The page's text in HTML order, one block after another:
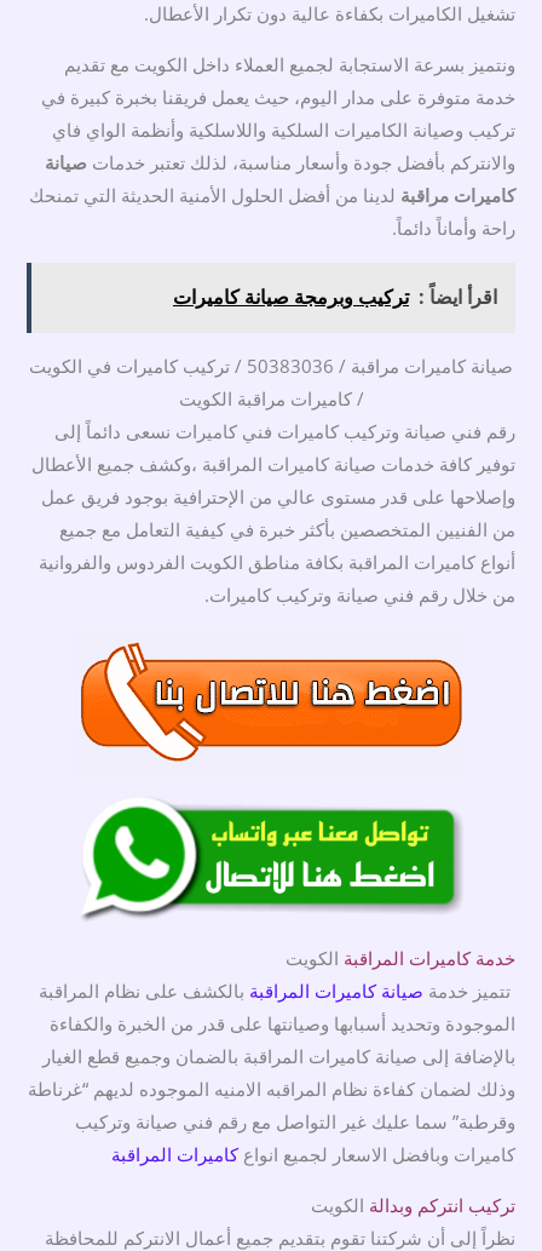
تشغيل الكاميرات بكفاءة عالية دون تكرار الأعطال.
ونتميز بسرعة الاستجابة لجميع العملاء داخل الكويت مع تقديم
خدمة متوفرة على مدار اليوم، حيث يعمل فريقنا بخبرة كبيرة في
تركيب وصيانة الكاميرات السلكية واللاسلكية وأنظمة الواي فاي
والانتركم بأفضل جودة وأسعار مناسبة، لذلك تعتبر خدمات صيانة
كاميرات مراقبة لدينا من أفضل الحلول الأمنية الحديثة التي تمنحك
راحة وأماناً دائماً.
اقرأ ايضاً : تركيب وبرمجة صيانة كاميرات
صيانة كاميرات مراقبة / 50383036 / تركيب كاميرات في الكويت
/ كاميرات مراقبة الكويت
رقم فني صيانة وتركيب كاميرات فني كاميرات نسعى دائماً إلى
توفير كافة خدمات صيانة كاميرات المراقبة ،وكشف جميع الأعطال
وإصلاحها على قدر مستوى عالي من الإحترافية بوجود فريق عمل
من الفنيين المتخصصين بأكثر خبرة في كيفية التعامل مع جميع
أنواع كاميرات المراقبة بكافة مناطق الكويت الفردوس والفروانية
من خلال رقم فني صيانة وتركيب كاميرات.
خدمة كاميرات المراقبة الكويت
تتميز خدمة صيانة كاميرات المراقبة بالكشف على نظام المراقبة
الموجودة وتحديد أسبابها وصيانتها على قدر من الخبرة والكفاءة
بالإضافة إلى صيانة كاميرات المراقبة بالضمان وجميع قطع الغيار
وذلك لضمان كفاءة نظام المراقبه الامنيه الموجوده لديهم “غرناطة
وقرطبة” سما عليك غير التواصل مع رقم فني صيانة وتركيب
كاميرات وبافضل الاسعار لجميع انواعكاميرات المراقبة
تركيب انتركم وبدالة الكويت
نظراً إلى أن شركتنا تقوم بتقديم جميع أعمال الانتركم للمحافظة